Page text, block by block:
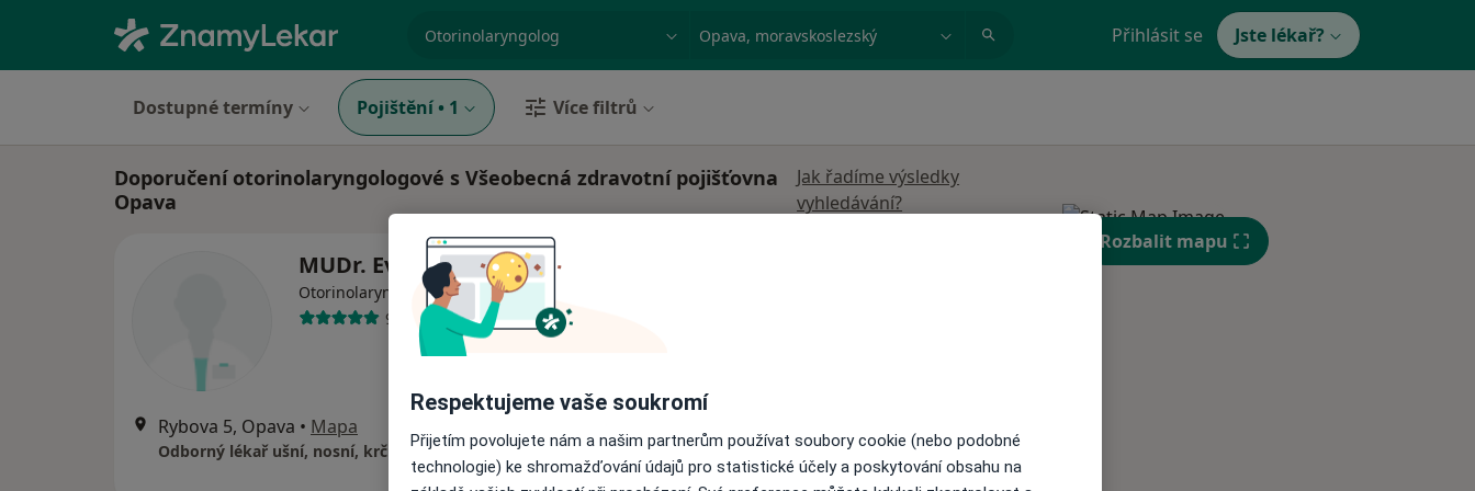
Přihlásit se Jste lékař?
Dostupné termíny Pojištění • 1 Více filtrů
Doporučení otorinolaryngologové s Všeobecná zdravotní pojišťovna
Opava
Jak řadíme výsledky
vyhledávání?
MUDr. Eva Varyšová
Otorinolaryngolog
9 názorů
Rybova 5, Opava • Mapa
Odborný lékař ušní, nosní, krční
Čt Pá
Rozbalit mapu
Respektujeme vaše soukromí
Přijetím povolujete nám a našim partnerům používat soubory cookie (nebo podobné
technologie) ke shromažďování údajů pro statistické účely a poskytování obsahu na